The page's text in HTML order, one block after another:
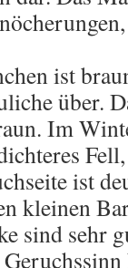
ist
über.
Im
ist
kleinen
sind sehr